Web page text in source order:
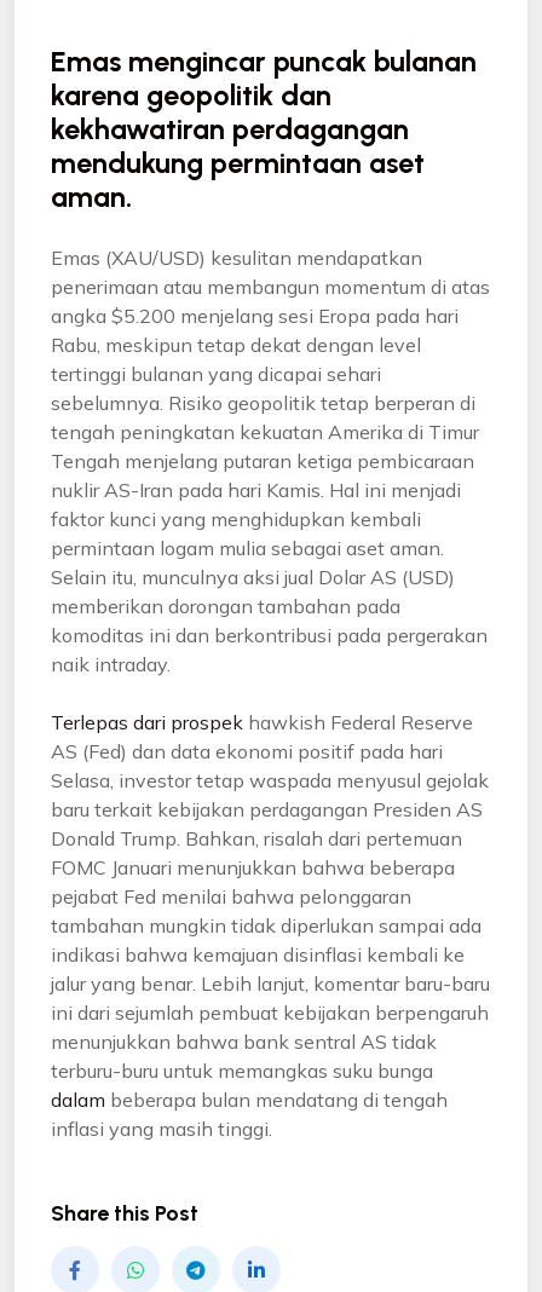
Emas mengincar puncak bulanan
karena geopolitik dan
kekhawatiran perdagangan
mendukung permintaan aset
aman.
Emas (XAU/USD) kesulitan mendapatkan
penerimaan atau membangun momentum di atas
angka $5.200 menjelang sesi Eropa pada hari
Rabu, meskipun tetap dekat dengan level
tertinggi bulanan yang dicapai sehari
sebelumnya. Risiko geopolitik tetap berperan di
tengah peningkatan kekuatan Amerika di Timur
Tengah menjelang putaran ketiga pembicaraan
nuklir AS-Iran pada hari Kamis. Hal ini menjadi
faktor kunci yang menghidupkan kembali
permintaan logam mulia sebagai aset aman.
Selain itu, munculnya aksi jual Dolar AS (USD)
memberikan dorongan tambahan pada
komoditas ini dan berkontribusi pada pergerakan
naik intraday.
Terlepas dari prospek hawkish Federal Reserve
AS (Fed) dan data ekonomi positif pada hari
Selasa, investor tetap waspada menyusul gejolak
baru terkait kebijakan perdagangan Presiden AS
Donald Trump. Bahkan, risalah dari pertemuan
FOMC Januari menunjukkan bahwa beberapa
pejabat Fed menilai bahwa pelonggaran
tambahan mungkin tidak diperlukan sampai ada
indikasi bahwa kemajuan disinflasi kembali ke
jalur yang benar. Lebih lanjut, komentar baru-baru
ini dari sejumlah pembuat kebijakan berpengaruh
menunjukkan bahwa bank sentral AS tidak
terburu-buru untuk memangkas suku bunga
dalam beberapa bulan mendatang di tengah
inflasi yang masih tinggi.
Share this Post